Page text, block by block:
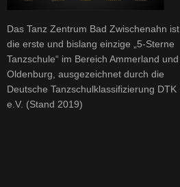
Das Tanz Zentrum Bad Zwischenahn ist
die erste und bislang einzige „5-Sterne
Tanzschule“ im Bereich Ammerland und
Oldenburg, ausgezeichnet durch die
Deutsche Tanzschulklassifizierung DTK
e.V. (Stand 2019)